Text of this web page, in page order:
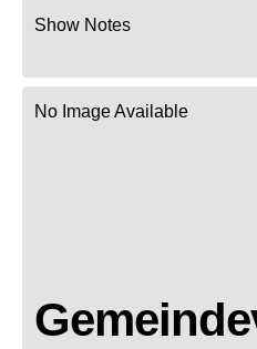
Show Notes
No Image Available